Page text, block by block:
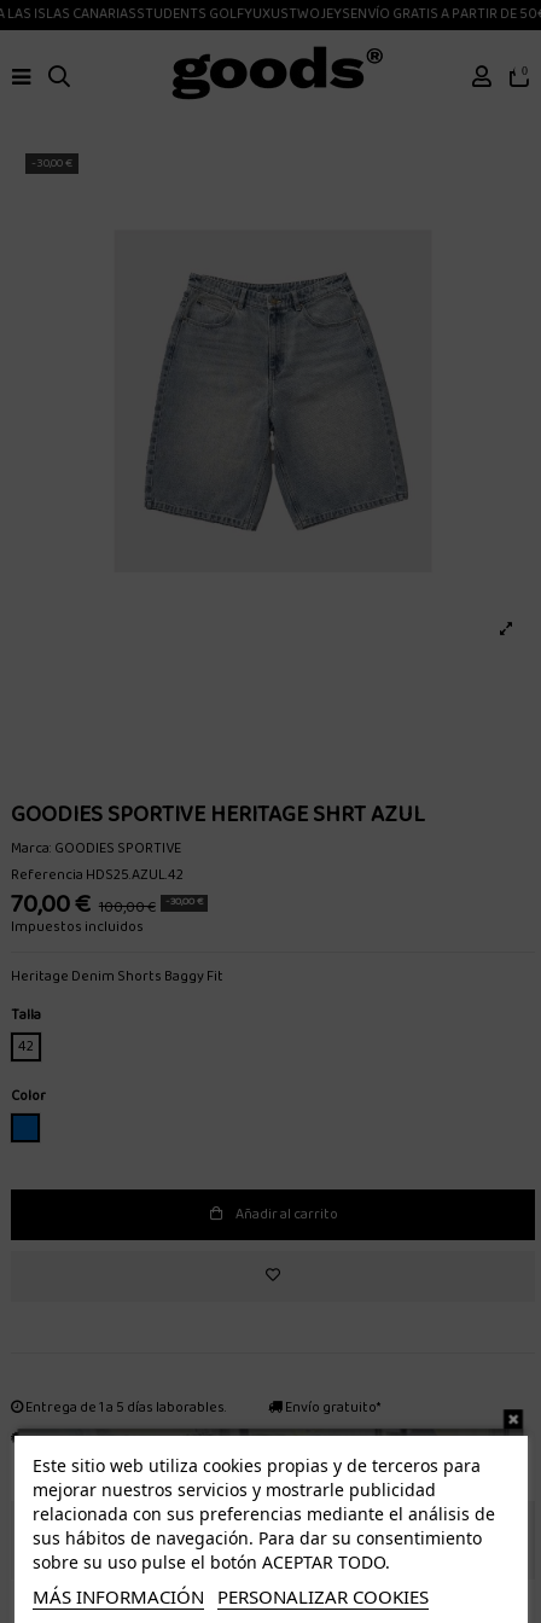
ISLAS CANARIASSTUDENTS GOLFYUXUSTWOJEYSENVÍO GRATIS A PARTIR DE 50€
0
-30,00 €
GOODIES SPORTIVE HERITAGE SHRT AZUL
Marca:GOODIES SPORTIVE
ReferenciaHDS25.AZUL.42
70,00 € 100,00 € -30,00 €
Impuestos incluidos
Heritage Denim Shorts Baggy Fit
Talla
42
Color
Añadir al carrito
Entrega de 1 a 5 días laborables.
Distribuidor autorizado
Envío gratuito*
Fácil devolución
ENVÍO GRATUITO *
ISLAS CANARIAS
Este sitio web utiliza cookies propias y de terceros para
mejorar nuestros servicios y mostrarle publicidad
relacionada con sus preferencias mediante el análisis de
sus hábitos de navegación. Para dar su consentimiento
sobre su uso pulse el botón ACEPTAR TODO.
MÁS INFORMACIÓN PERSONALIZAR COOKIES